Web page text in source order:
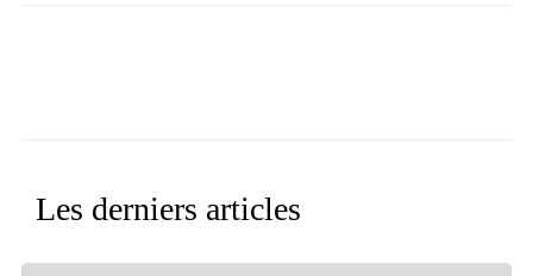
Les derniers articles